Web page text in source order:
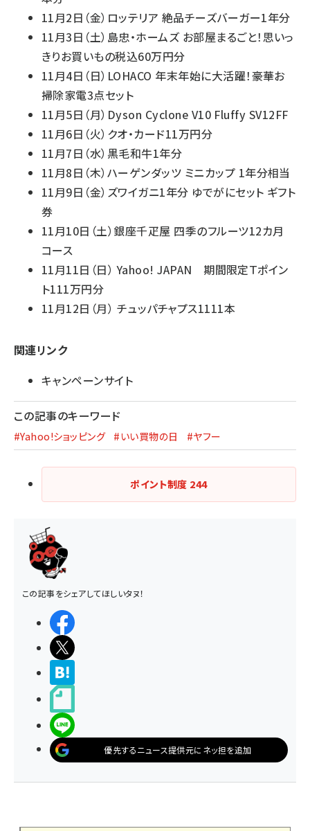
11月2日（金）ロッテリア 絶品チーズバーガー1年分
11月3日（土）島忠・ホームズ お部屋まるごと！思いっ
きりお買いもの税込60万円分
11月4日（日）LOHACO 年末年始に大活躍！豪華お
掃除家電3点セット
11月5日（月）Dyson Cyclone V10 Fluffy SV12FF
11月6日（火）クオ・カード11万円分
11月7日（水）黒毛和牛1年分
11月8日（木）ハーゲンダッツ ミニカップ 1年分相当
11月9日（金）ズワイガニ1年分 ゆでがにセット ギフト
券
11月10日（土）銀座千疋屋 四季のフルーツ12カ月
コース
11月11日（日） Yahoo! JAPAN 期間限定Ｔポイン
ト111万円分
11月12日（月） チュッパチャプス1111本
関連リンク
キャンペーンサイト
この記事のキーワード
#Yahoo!ショッピング #いい買物の日 #ヤフー
ポイント制度 244
この記事をシェアしてほしいタヌ！
優先するニュース提供元にネッ担を追加